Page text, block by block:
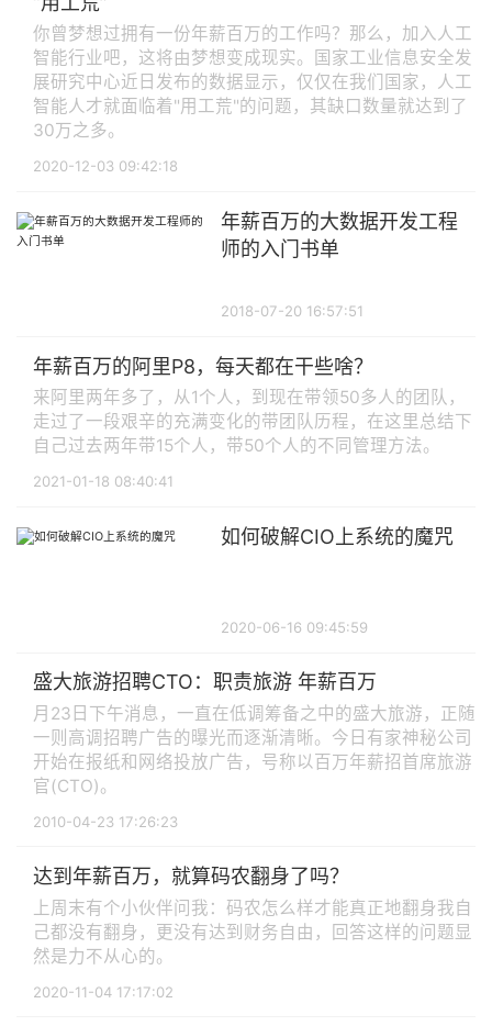
你曾梦想过拥有一份年薪百万的工作吗？那么，加入人工
智能行业吧，这将由梦想变成现实。国家工业信息安全发
展研究中心近日发布的数据显示，仅仅在我们国家，人工
智能人才就面临着"用工荒"的问题，其缺口数量就达到了
30万之多。
2020-12-03 09:42:18
年薪百万的大数据开发工程
师的入门书单
2018-07-20 16:57:51
年薪百万的阿里P8，每天都在干些啥？
来阿里两年多了，从1个人，到现在带领50多人的团队，
走过了一段艰辛的充满变化的带团队历程，在这里总结下
自己过去两年带15个人，带50个人的不同管理方法。
2021-01-18 08:40:41
如何破解CIO上系统的魔咒
2020-06-16 09:45:59
盛大旅游招聘CTO：职责旅游 年薪百万
月23日下午消息，一直在低调筹备之中的盛大旅游，正随
一则高调招聘广告的曝光而逐渐清晰。今日有家神秘公司
开始在报纸和网络投放广告，号称以百万年薪招首席旅游
官(CTO)。
2010-04-23 17:26:23
达到年薪百万，就算码农翻身了吗？
上周末有个小伙伴问我：码农怎么样才能真正地翻身我自
己都没有翻身，更没有达到财务自由，回答这样的问题显
然是力不从心的。
2020-11-04 17:17:02